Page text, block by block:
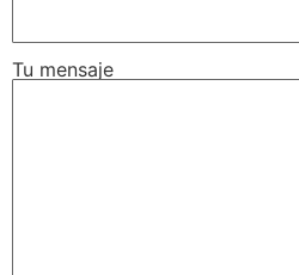
Tu mensaje